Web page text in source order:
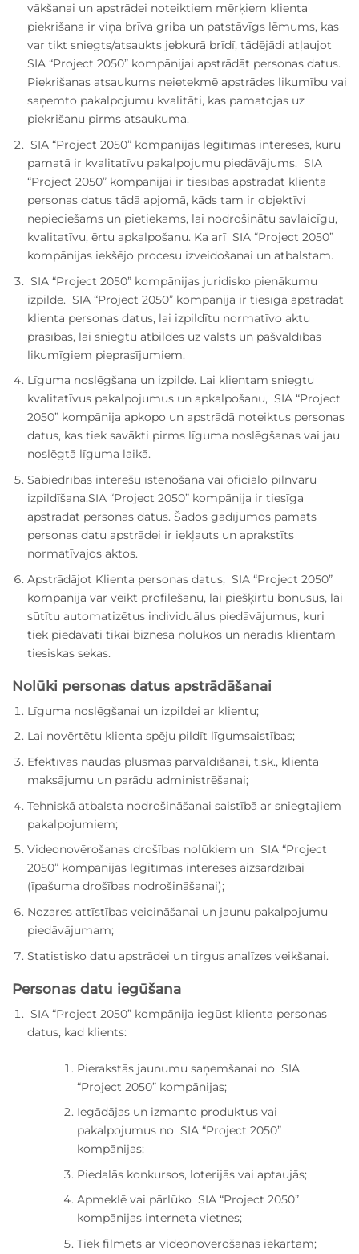
vākšanai un apstrādei noteiktiem mērķiem klienta
piekrišana ir viņa brīva griba un patstāvīgs lēmums, kas
var tikt sniegts/atsaukts jebkurā brīdī, tādējādi atļaujot
SIA “Project 2050” kompānijai apstrādāt personas datus.
Piekrišanas atsaukums neietekmē apstrādes likumību vai
saņemto pakalpojumu kvalitāti, kas pamatojas uz
piekrišanu pirms atsaukuma.
SIA “Project 2050” kompānijas leģitīmas intereses, kuru
pamatā ir kvalitatīvu pakalpojumu piedāvājums. SIA
“Project 2050” kompānijai ir tiesības apstrādāt klienta
personas datus tādā apjomā, kāds tam ir objektīvi
nepieciešams un pietiekams, lai nodrošinātu savlaicīgu,
kvalitatīvu, ērtu apkalpošanu. Ka arī SIA “Project 2050”
kompānijas iekšējo procesu izveidošanai un atbalstam.
SIA “Project 2050” kompānijas juridisko pienākumu
izpilde. SIA “Project 2050” kompānija ir tiesīga apstrādāt
klienta personas datus, lai izpildītu normatīvo aktu
prasības, lai sniegtu atbildes uz valsts un pašvaldības
likumīgiem pieprasījumiem.
Līguma noslēgšana un izpilde. Lai klientam sniegtu
kvalitatīvus pakalpojumus un apkalpošanu, SIA “Project
2050” kompānija apkopo un apstrādā noteiktus personas
datus, kas tiek savākti pirms līguma noslēgšanas vai jau
noslēgtā līguma laikā.
Sabiedrības interešu īstenošana vai oficiālo pilnvaru
izpildīšana.SIA “Project 2050” kompānija ir tiesīga
apstrādāt personas datus. Šādos gadījumos pamats
personas datu apstrādei ir iekļauts un aprakstīts
normatīvajos aktos.
Apstrādājot Klienta personas datus, SIA “Project 2050”
kompānija var veikt profilēšanu, lai piešķirtu bonusus, lai
sūtītu automatizētus individuālus piedāvājumus, kuri
tiek piedāvāti tikai biznesa nolūkos un neradīs klientam
tiesiskas sekas.
Nolūki personas datus apstrādāšanai
Līguma noslēgšanai un izpildei ar klientu;
Lai novērtētu klienta spēju pildīt līgumsaistības;
Efektīvas naudas plūsmas pārvaldīšanai, t.sk., klienta
maksājumu un parādu administrēšanai;
Tehniskā atbalsta nodrošināšanai saistībā ar sniegtajiem
pakalpojumiem;
Videonovērošanas drošības nolūkiem un SIA “Project
2050” kompānijas leģitīmas intereses aizsardzībai
(īpašuma drošības nodrošināšanai);
Nozares attīstības veicināšanai un jaunu pakalpojumu
piedāvājumam;
Statistisko datu apstrādei un tirgus analīzes veikšanai.
Personas datu iegūšana
SIA “Project 2050” kompānija iegūst klienta personas
datus, kad klients:
Pierakstās jaunumu saņemšanai no SIA
“Project 2050” kompānijas;
Iegādājas un izmanto produktus vai
pakalpojumus no SIA “Project 2050”
kompānijas;
Piedalās konkursos, loterijās vai aptaujās;
Apmeklē vai pārlūko SIA “Project 2050”
kompānijas interneta vietnes;
Tiek filmēts ar videonovērošanas iekārtam;